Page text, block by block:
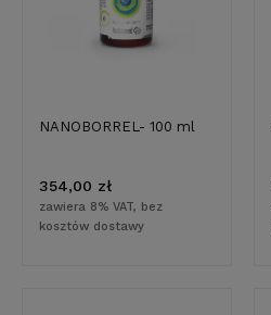
NANOBORREL- 100 ml
354,00 zł
zawiera 8% VAT, bez
kosztów dostawy